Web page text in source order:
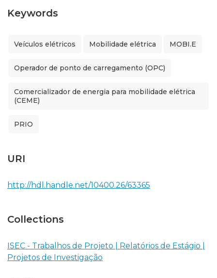
Keywords
Veículos elétricos Mobilidade elétrica MOBI.E
Operador de ponto de carregamento (OPC)
Comercializador de energia para mobilidade elétrica
(CEME)
PRIO
URI
http://hdl.handle.net/10400.26/63365
Collections
ISEC - Trabalhos de Projeto | Relatórios de Estágio |
Projetos de Investigação